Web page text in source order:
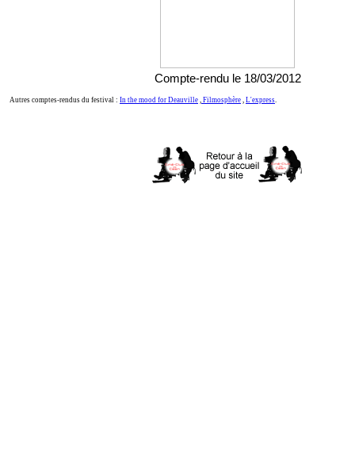
Compte-rendu le 18/03/2012
Autres comptes-rendus du festival : In the mood for Deauville Filmosphère L'express